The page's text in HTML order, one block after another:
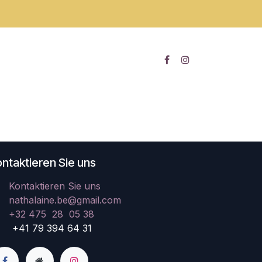
Sie uns
Kontaktieren Sie uns
nathalaine.be@gmail.com
+32 475 28 05 38
79 394 64 31